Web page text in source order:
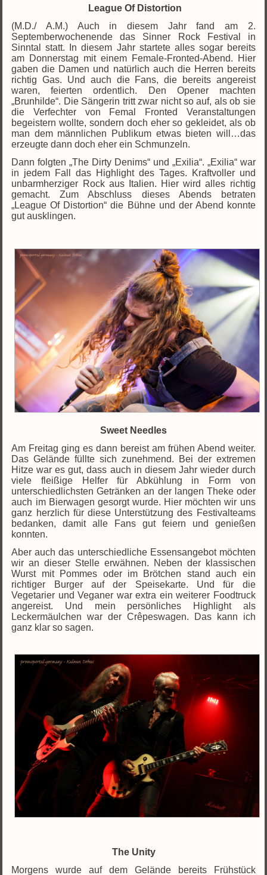
League Of Distortion
(M.D./ A.M.) Auch in diesem Jahr fand am 2.
Septemberwochenende das Sinner Rock Festival in
Sinntal statt. In diesem Jahr startete alles sogar bereits
am Donnerstag mit einem Female-Fronted-Abend. Hier
gaben die Damen und natürlich auch die Herren bereits
richtig Gas. Und auch die Fans, die bereits angereist
waren, feierten ordentlich. Den Opener machten
„Brunhilde“. Die Sängerin tritt zwar nicht so auf, als ob sie
die Verfechter von Femal Fronted Veranstaltungen
begeistern wollte, sondern doch eher so gekleidet, als ob
man dem männlichen Publikum etwas bieten will…das
erzeugte dann doch eher ein Schmunzeln.
Dann folgten „The Dirty Denims“ und „Exilia“. „Exilia“ war
in jedem Fall das Highlight des Tages. Kraftvoller und
unbarmherziger Rock aus Italien. Hier wird alles richtig
gemacht. Zum Abschluss dieses Abends betraten
„League Of Distortion“ die Bühne und der Abend konnte
gut ausklingen.
Sweet Needles
Am Freitag ging es dann bereist am frühen Abend weiter.
Das Gelände füllte sich zunehmend. Bei der extremen
Hitze war es gut, dass auch in diesem Jahr wieder durch
viele fleißige Helfer für Abkühlung in Form von
unterschiedlichsten Getränken an der langen Theke oder
auch im Bierwagen gesorgt wurde. Hier möchten wir uns
ganz herzlich für diese Unterstützung des Festivalteams
bedanken, damit alle Fans gut feiern und genießen
konnten.
Aber auch das unterschiedliche Essensangebot möchten
wir an dieser Stelle erwähnen. Neben der klassischen
Wurst mit Pommes oder im Brötchen stand auch ein
richtiger Burger auf der Speisekarte. Und für die
Vegetarier und Veganer war extra ein weiterer Foodtruck
angereist. Und mein persönliches Highlight als
Leckermäulchen war der Crêpeswagen. Das kann ich
ganz klar so sagen.
The Unity
Morgens wurde auf dem Gelände bereits Frühstück